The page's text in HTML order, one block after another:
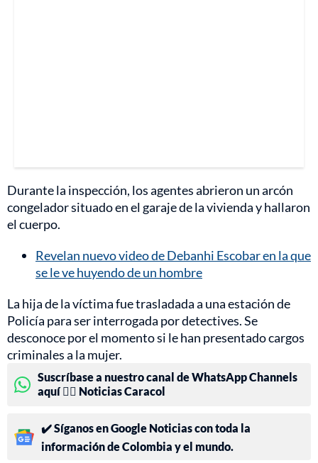
Durante la inspección, los agentes abrieron un arcón
congelador situado en el garaje de la vivienda y hallaron
el cuerpo.
Revelan nuevo video de Debanhi Escobar en la que
se le ve huyendo de un hombre
La hija de la víctima fue trasladada a una estación de
Policía para ser interrogada por detectives. Se
desconoce por el momento si le han presentado cargos
criminales a la mujer.
Suscríbase a nuestro canal de WhatsApp Channels
aquí 👉🏻 Noticias Caracol
✔️ Síganos en Google Noticias con toda la
información de Colombia y el mundo.